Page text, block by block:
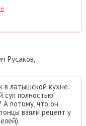
Русаков
в латышской кухне.
суп полностью
А потому, что он
взяли рецепт у